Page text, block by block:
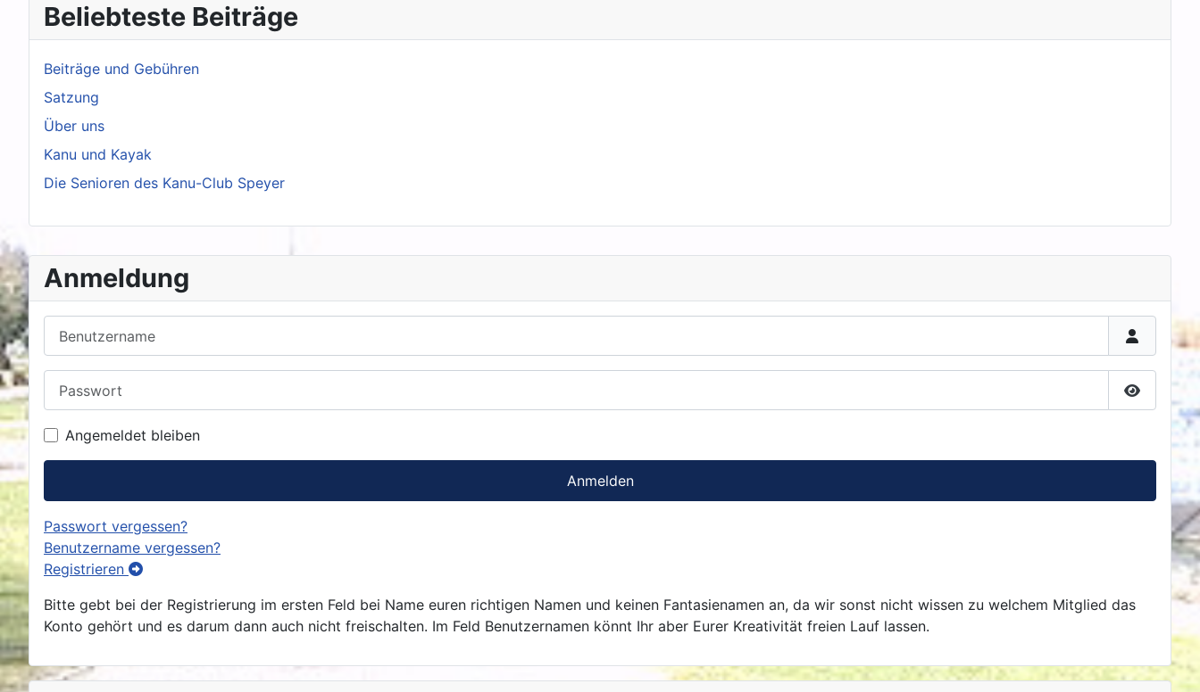
Anmeldung
Passwort
Angemeldet bleiben
Anmelden
Passwort vergessen?
Benutzername vergessen?
Registrieren
Bitte gebt bei der Registrierung im ersten Feld bei Name euren richtigen Namen und keinen Fantasienamen an, da wir sonst nicht wissen zu welchem Mitglied das
Konto gehört und es darum dann auch nicht freischalten. Im Feld Benutzernamen könnt Ihr aber Eurer Kreativität freien Lauf lassen.
Beliebteste Beiträge
Beiträge und Gebühren
Satzung
Über uns
Kanu und Kayak
Die Senioren des Kanu-Club Speyer